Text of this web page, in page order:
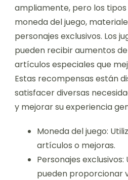
ampliamente, pero los
moneda del juego,
personajes exclusivos. Los
pueden recibir aumentos
artículos especiales que
Estas recompensas están
satisfacer diversas
y mejorar su experiencia
Moneda del juego:
artículos o mejoras.
Personajes exclusivos:
pueden proporcionar